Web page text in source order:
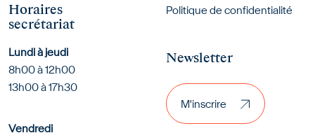
Politique de confidentialité
Horaires
secrétariat
Lundi à jeudi
8h00 à 12h00
13h00 à 17h30
Vendredi
Newsletter
M'inscrire
M'inscrire